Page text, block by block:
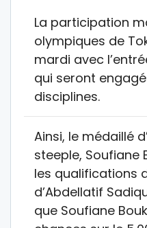
La participation
olympiques de
mardi avec
qui seront
disciplines.
Ainsi, le médaillé
steeple, Soufiane
les qualifications
d’Abdellatif
que Soufiane